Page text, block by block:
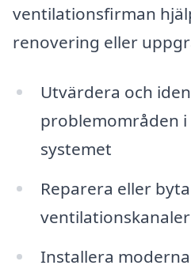
ventilationsfirman
renovering eller
Utvärdera och
problemområden
systemet
Reparera eller
ventilationskanaler
Installera